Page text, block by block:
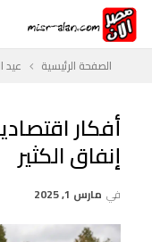
الصفحة الرئيسية عيد
أفكار
إنفاق الكثير
في مارس 1, 2025